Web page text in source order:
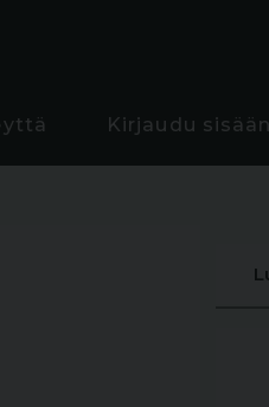
Kirjaudu sisään